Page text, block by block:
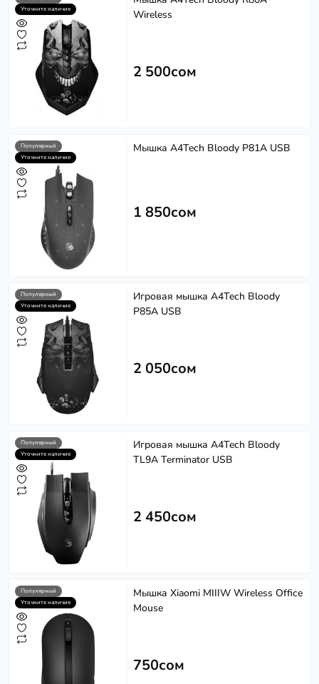
Уточните наличие
Wireless
2 500сом
Популярный
Уточните наличие
Мышка A4Tech Bloody P81A USB
1 850сом
Популярный
Уточните наличие
Игровая мышка A4Tech Bloody
P85A USB
2 050сом
Популярный
Уточните наличие
Игровая мышка A4Tech Bloody
TL9A Terminator USB
2 450сом
Популярный
Уточните наличие
Мышка Xiaomi MIIIW Wireless Office
Mouse
750сом